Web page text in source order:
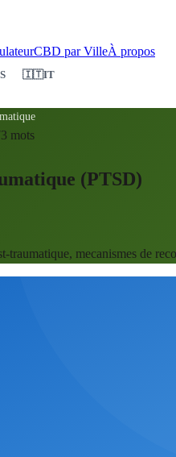
CBD par VilleÀ propos
🇮🇹IT
mots
(PTSD)
traumatique, mecanismes de